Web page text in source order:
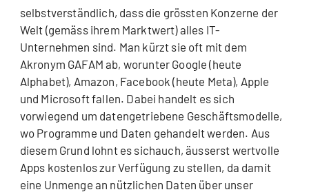
selbstverständlich, dass die grössten Konzerne der
Welt (gemäss ihrem Marktwert) alles IT-
Unternehmen sind. Man kürzt sie oft mit dem
Akronym GAFAM ab, worunter Google (heute
Alphabet), Amazon, Facebook (heute Meta), Apple
und Microsoft fallen. Dabei handelt es sich
vorwiegend um datengetriebene Geschäftsmodelle,
wo Programme und Daten gehandelt werden. Aus
diesem Grund lohnt es sichauch, äusserst wertvolle
Apps kostenlos zur Verfügung zu stellen, da damit
eine Unmenge an nützlichen Daten über unser